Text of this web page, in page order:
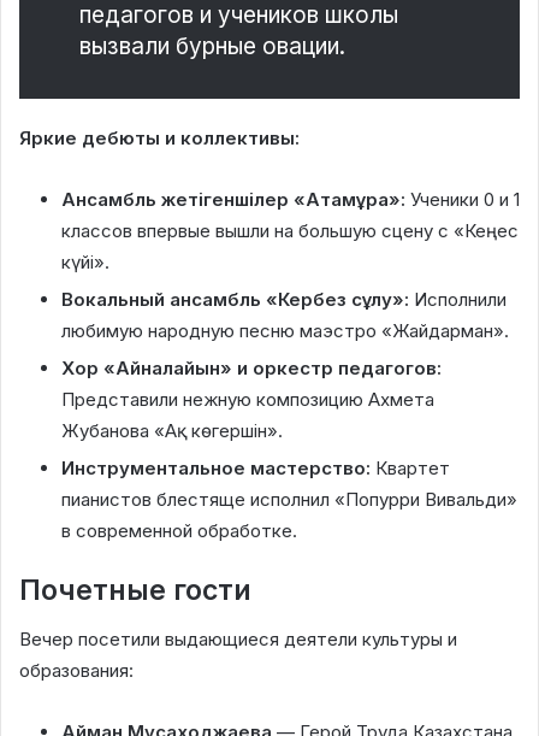
педагогов и учеников школы
вызвали бурные овации.
Яркие дебюты и коллективы:
Ансамбль жетігеншілер «Атамұра»: Ученики 0 и 1
классов впервые вышли на большую сцену с «Кеңес
күйі».
Вокальный ансамбль «Кербез сұлу»: Исполнили
любимую народную песню маэстро «Жайдарман».
Хор «Айналайын» и оркестр педагогов:
Представили нежную композицию Ахмета
Жубанова «Ақ көгершін».
Инструментальное мастерство: Квартет
пианистов блестяще исполнил «Попурри Вивальди»
в современной обработке.
Почетные гости
Вечер посетили выдающиеся деятели культуры и
образования: